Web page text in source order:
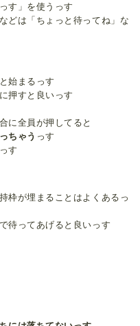
す」を使うっす
どは「ちょっと待ってね」な
始まるっす
押すと良いっす
に全員が押してると
ちゃう っす
す
枠が埋まることはよくあるっ
待ってあげると良いっす